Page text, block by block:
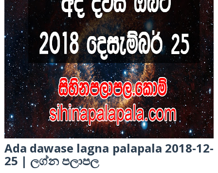
Ada dawase lagna palapala 2018-12-
25 | ලග්න පලාපල